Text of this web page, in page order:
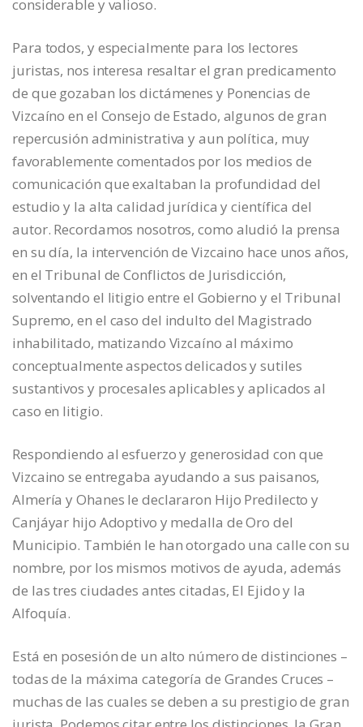
considerable y valioso.
Para todos, y especialmente para los lectores
juristas, nos interesa resaltar el gran predicamento
de que gozaban los dictámenes y Ponencias de
Vizcaíno en el Consejo de Estado, algunos de gran
repercusión administrativa y aun política, muy
favorablemente comentados por los medios de
comunicación que exaltaban la profundidad del
estudio y la alta calidad jurídica y científica del
autor. Recordamos nosotros, como aludió la prensa
en su día, la intervención de Vizcaino hace unos años,
en el Tribunal de Conflictos de Jurisdicción,
solventando el litigio entre el Gobierno y el Tribunal
Supremo, en el caso del indulto del Magistrado
inhabilitado, matizando Vizcaíno al máximo
conceptualmente aspectos delicados y sutiles
sustantivos y procesales aplicables y aplicados al
caso en litigio.
Respondiendo al esfuerzo y generosidad con que
Vizcaino se entregaba ayudando a sus paisanos,
Almería y Ohanes le declararon Hijo Predilecto y
Canjáyar hijo Adoptivo y medalla de Oro del
Municipio. También le han otorgado una calle con su
nombre, por los mismos motivos de ayuda, además
de las tres ciudades antes citadas, El Ejido y la
Alfoquía.
Está en posesión de un alto número de distinciones –
todas de la máxima categoría de Grandes Cruces –
muchas de las cuales se deben a su prestigio de gran